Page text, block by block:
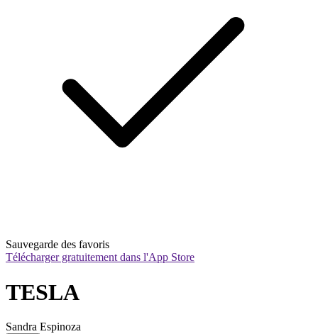
Sauvegarde des favoris
Télécharger gratuitement dans l'App Store
TESLA
Sandra Espinoza